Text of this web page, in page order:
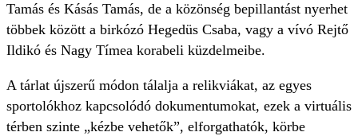
Tamás és Kásás Tamás, de a közönség bepillantást nyerhet
többek között a birkózó Hegedüs Csaba, vagy a vívó Rejtő
Ildikó és Nagy Tímea korabeli küzdelmeibe.
A tárlat újszerű módon tálalja a relikviákat, az egyes
sportolókhoz kapcsolódó dokumentumokat, ezek a virtuális
térben szinte „kézbe vehetők”, elforgathatók, körbe